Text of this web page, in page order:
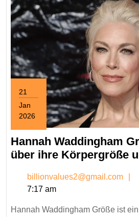
21
Jan
2026
21,
2026
Hannah Waddingham
über ihre Körpergröße
billionvalues2@gmail.com
7:17 am
Hannah Waddingham Größe ist